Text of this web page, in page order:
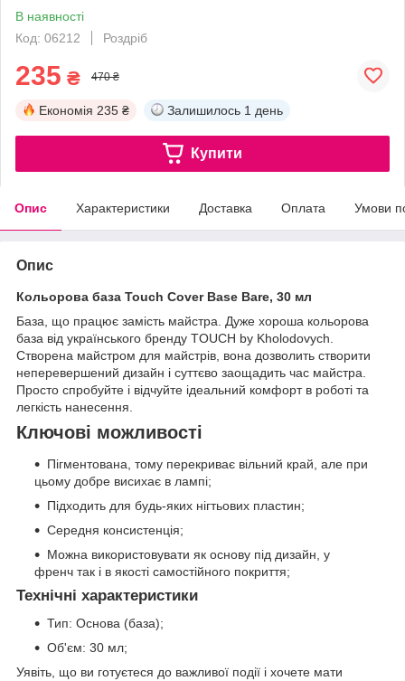
В наявності
Код: 06212
Роздріб
235 ₴ 470 ₴
Економія 235 ₴ Залишилось 1 день
Купити
Опис Характеристики Доставка Оплата Умови
Опис
Кольорова база Touch Cover Base Bare, 30 мл
База, що працює замість майстра. Дуже хороша кольорова
база від українського бренду TOUCH by Kholodovych.
Створена майстром для майстрів, вона дозволить створити
неперевершений дизайн і суттєво заощадить час майстра.
Просто спробуйте і відчуйте ідеальний комфорт в роботі та
легкість нанесення.
Ключові можливості
Пігментована, тому перекриває вільний край, але при
цьому добре висихає в лампі;
Підходить для будь-яких нігтьових пластин;
Середня консистенція;
Можна використовувати як основу під дизайн, у
френч так і в якості самостійного покриття;
Технічні характеристики
Тип: Основа (база);
Об'єм: 30 мл;
Уявіть, що ви готуєтеся до важливої події і хочете мати